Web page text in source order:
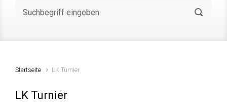
Startseite LK Turnier
LK Turnier